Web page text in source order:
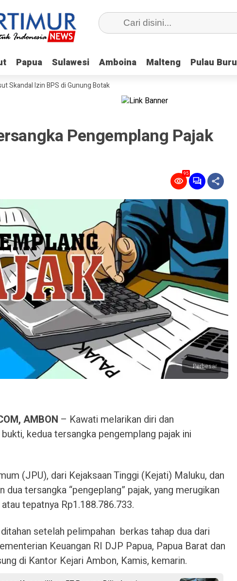
Papua Sulawesi Amboina Malteng Pulau Buru
Papua Sulawesi Amboina Malteng Pulau Buru
Izin BPS di Gunung Botak
Pengemplang Pajak
95
Perbesar
AMBON – Kawati melarikan diri dan
kedua tersangka pengemplang pajak ini
(JPU), dari Kejaksaan Tinggi (Kejati) Maluku, dan
dua tersangka “pengeplang” pajak, yang merugikan
tepatnya Rp1.188.786.733.
setelah pelimpahan berkas tahap dua dari
Keuangan RI DJP Papua, Papua Barat dan
di Kantor Kejari Ambon, Kamis, kemarin.